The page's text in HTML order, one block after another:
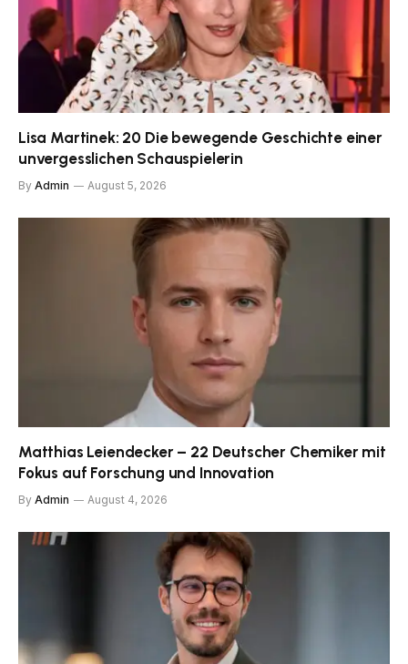
Lisa Martinek: 20 Die bewegende Geschichte einer
unvergesslichen Schauspielerin
By Admin August 5, 2026
Matthias Leiendecker – 22 Deutscher Chemiker mit
Fokus auf Forschung und Innovation
By Admin August 4, 2026